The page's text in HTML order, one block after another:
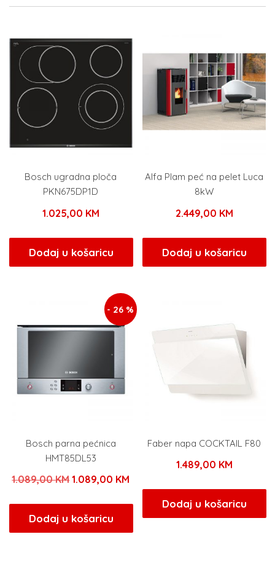
Bosch ugradna ploča
PKN675DP1D
1.025,00 KM
Dodaj u košaricu
Alfa Plam peć na pelet Luca
8kW
2.449,00 KM
Dodaj u košaricu
- 26 %
Bosch parna pećnica
HMT85DL53
1.089,00KMIzvorna
bila
je:
1.089,00 KM
1.089,00 KM.
Dodaj u košaricu
Faber napa COCKTAIL F80
1.489,00 KM
Dodaj u košaricu